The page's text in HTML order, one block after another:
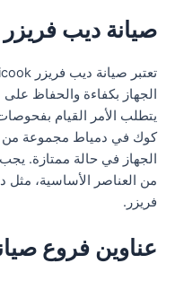
صيانة ديب
الجهاز بكفاءة والحفاظ على
يتطلب الأمر القيام
كوك في دمياط مجموعة من
الجهاز في حالة ممتازة.
من العناصر الأساسية، مثل
فريزر.
عناوين فروع